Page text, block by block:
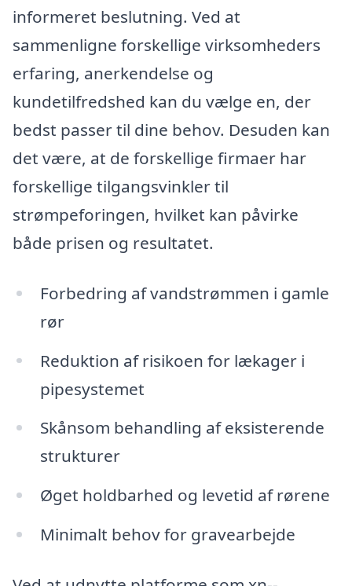
informeret beslutning. Ved at
sammenligne forskellige virksomheders
erfaring, anerkendelse og
kundetilfredshed kan du vælge en, der
bedst passer til dine behov. Desuden kan
det være, at de forskellige firmaer har
forskellige tilgangsvinkler til
strømpeforingen, hvilket kan påvirke
både prisen og resultatet.
Forbedring af vandstrømmen i gamle
rør
Reduktion af risikoen for lækager i
pipesystemet
Skånsom behandling af eksisterende
strukturer
Øget holdbarhed og levetid af rørene
Minimalt behov for gravearbejde